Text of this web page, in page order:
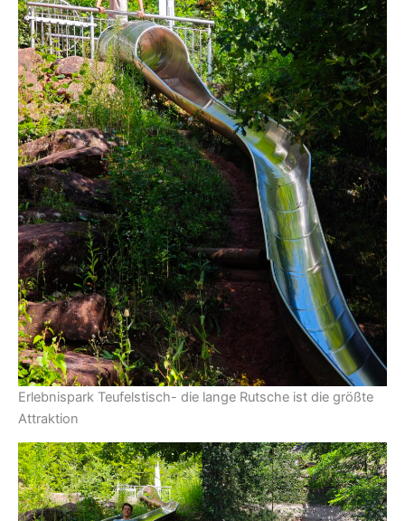
Erlebnispark Teufelstisch- die lange Rutsche ist die größte
Attraktion